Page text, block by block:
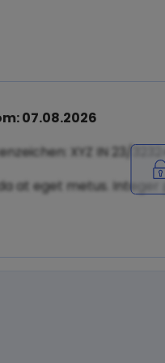
07.08.2026
XYZ IN 23/32324
at eget metus.